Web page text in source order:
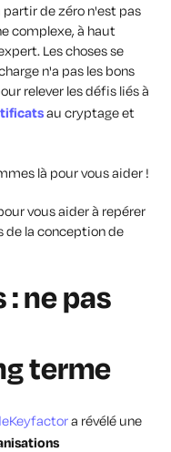
partir de zéro n'est pas
complexe, à haut
Les choses se
n'a pas les bons
relever les défis liés à
au cryptage et
là pour vous aider !
vous aider à repérer
de la conception de
ne pas
terme
a révélé une